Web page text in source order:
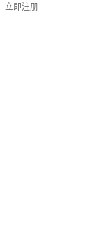
立即注册